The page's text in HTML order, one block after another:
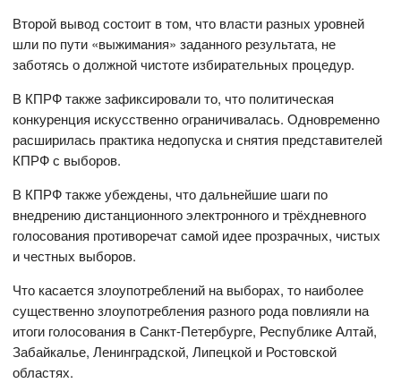
Второй вывод состоит в том, что власти разных уровней
шли по пути «выжимания» заданного результата, не
заботясь о должной чистоте избирательных процедур.
В КПРФ также зафиксировали то, что политическая
конкуренция искусственно ограничивалась. Одновременно
расширилась практика недопуска и снятия представителей
КПРФ с выборов.
В КПРФ также убеждены, что дальнейшие шаги по
внедрению дистанционного электронного и трёхдневного
голосования противоречат самой идее прозрачных, чистых
и честных выборов.
Что касается злоупотреблений на выборах, то наиболее
существенно злоупотребления разного рода повлияли на
итоги голосования в Санкт-Петербурге, Республике Алтай,
Забайкалье, Ленинградской, Липецкой и Ростовской
областях.